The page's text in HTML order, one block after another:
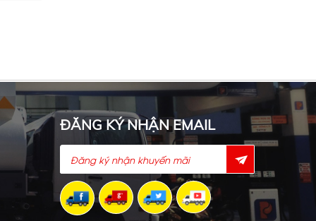
Xe chở xăng dầu, xe xăng
ĐĂNG KÝ NHẬN EMAIL